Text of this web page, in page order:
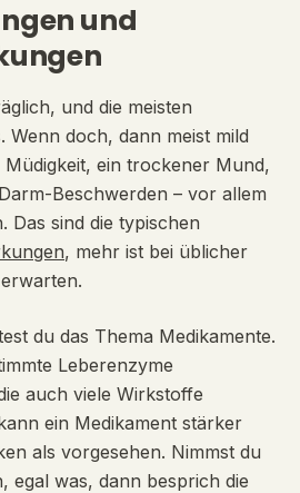
und
und die meisten
Wenn doch, dann meist mild
ein trockener Mund,
Beschwerden – vor allem
Das sind die typischen
, mehr ist bei üblicher
du das Thema Medikamente.
Leberenzyme
auch viele Wirkstoffe
ein Medikament stärker
als vorgesehen. Nimmst du
egal was, dann besprich die